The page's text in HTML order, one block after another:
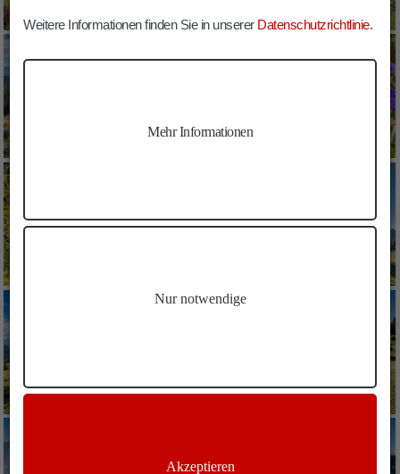
Weitere Informationen finden Sie in unserer Datenschutzrichtlinie.
Mehr Informationen
Nur notwendige
Akzeptieren